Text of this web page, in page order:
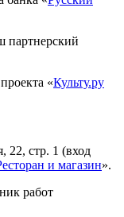
партнерский
«Культу.ру
22, стр. 1 (вход
и магазин».
работ